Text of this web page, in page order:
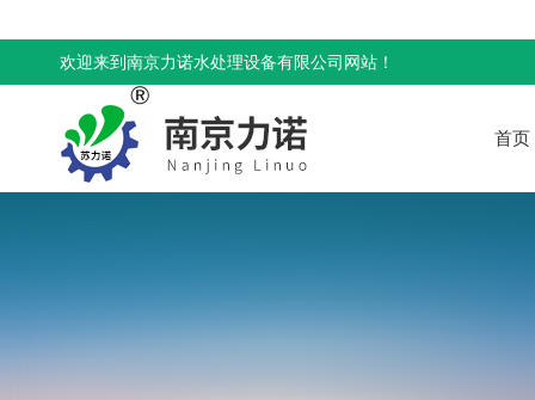
欢迎来到南京力诺水处理设备有限公司网站！
首页